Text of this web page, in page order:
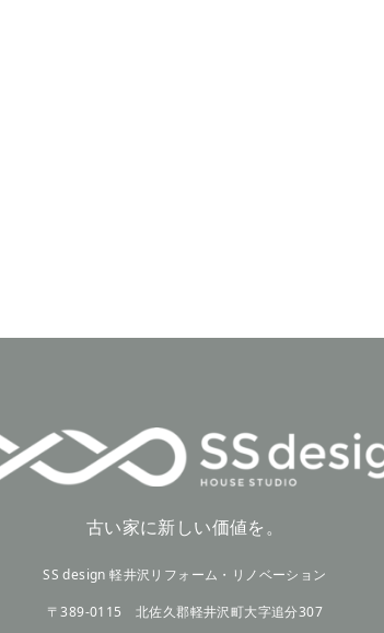
古い家に新しい価値を。
SS design 軽井沢リフォーム・リノベーション
〒389-0115 北佐久郡軽井沢町大字追分307